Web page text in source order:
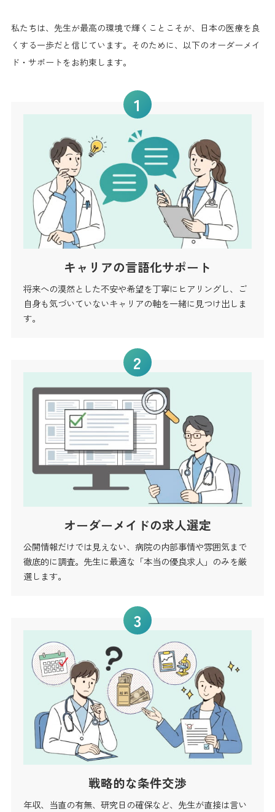
私たちは、先生が最高の環境で輝くことこそが、日本の医療を良
くする一歩だと信じています。そのために、以下のオーダーメイ
ド・サポートをお約束します。
1
キャリアの言語化サポート
将来への漠然とした不安や希望を丁寧にヒアリングし、ご
自身も気づいていないキャリアの軸を一緒に見つけ出しま
す。
2
オーダーメイドの求人選定
公開情報だけでは見えない、病院の内部事情や雰囲気まで
徹底的に調査。先生に最適な「本当の優良求人」のみを厳
選します。
3
戦略的な条件交渉
年収、当直の有無、研究日の確保など、先生が直接は言い